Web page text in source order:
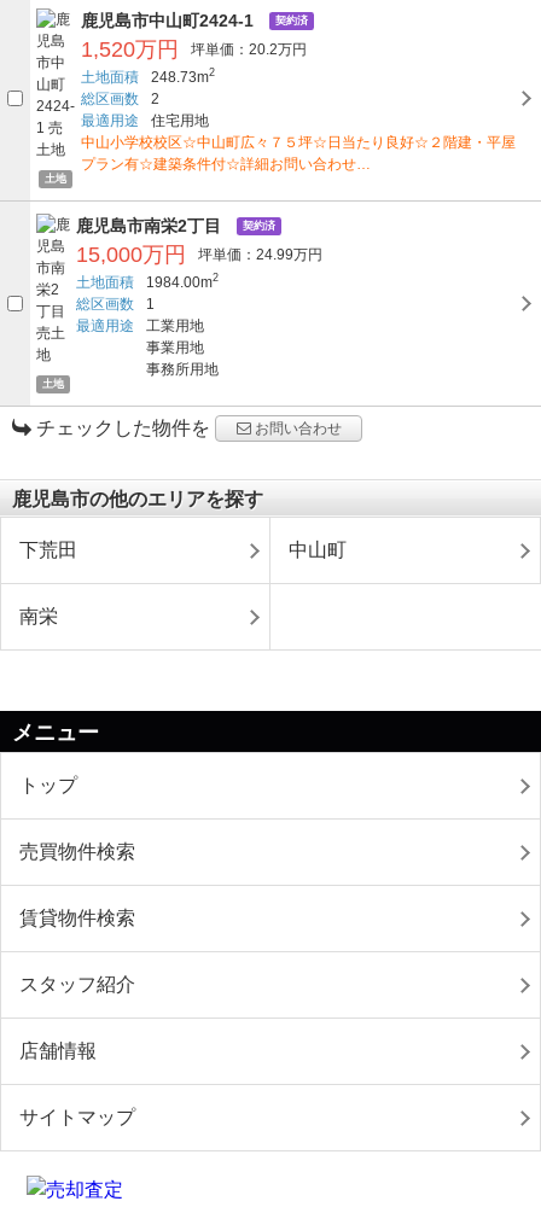
土地
鹿児島市中山町2424-1 契約済
1,520万円
坪単価：20.2万円
土地面積
248.73m2
総区画数
2
最適用途
住宅用地
中山小学校校区☆中山町広々７５坪☆日当たり良好☆２階建・平屋
プラン有☆建築条件付☆詳細お問い合わせ…
土地
鹿児島市南栄2丁目 契約済
15,000万円
坪単価：24.99万円
土地面積
1984.00m2
総区画数
1
最適用途
工業用地
事業用地
事務所用地
チェックした物件を お問い合わせ
鹿児島市の他のエリアを探す
下荒田 中山町
南栄
メニュー
トップ
売買物件検索
賃貸物件検索
スタッフ紹介
店舗情報
サイトマップ